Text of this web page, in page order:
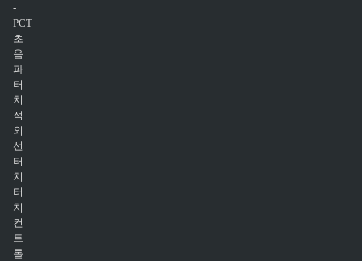
-
PCT
초
음
파
터
치
적
외
선
터
치
터
치
컨
트
롤